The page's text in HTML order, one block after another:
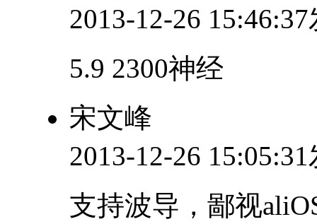
2013-12-26
5.9 2300神经
宋文峰
2013-12-26
支持波导，鄙视